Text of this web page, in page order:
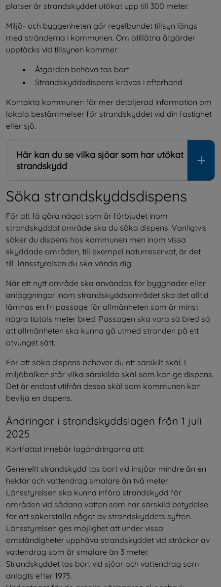
platser är strandskyddet utökat upp till 300 meter.
Miljö- och byggenheten gör regelbundet tillsyn längs
med stränderna i kommunen. Om otillåtna åtgärder
upptäcks vid tillsynen kommer:
Åtgärden behöva tas bort
Strandskyddsdispens krävas i efterhand
Kontakta kommunen för mer detaljerad information om
lokala bestämmelser för strandskyddet vid din fastighet
eller sjö.
Här kan du se vilka sjöar som har utökat
strandskydd
Söka strandskyddsdispens
För att få göra något som är förbjudet inom
strandskyddat område ska du söka dispens. Vanligtvis
söker du dispens hos kommunen men inom vissa
skyddade områden, till exempel naturreservat, är det
till  länsstyrelsen du ska vända dig.
När ett nytt område ska användas för byggnader eller
anläggningar inom strandskyddsområdet ska det alltid
lämnas en fri passage för allmänheten som är minst
några tiotals meter bred. Passagen ska vara så bred så
att allmänheten ska kunna gå utmed stranden på ett
otvunget sätt.
För att söka dispens behöver du ett särskilt skäl. I
miljöbalken står vilka särskilda skäl som kan ge dispens.
Det är endast utifrån dessa skäl som kommunen kan
bevilja en dispens.
Ändringar i strandskyddslagen från 1 juli
2025
Kortfattat innebär lagändringarna att:
Generellt strandskydd tas bort vid insjöar mindre än en
hektar och vattendrag smalare än två meter.
Länsstyrelsen ska kunna införa strandskydd för
områden vid sådana vatten som har särskild betydelse
för att säkerställa något av strandskyddets syften.
Länsstyrelsen ges möjlighet att under vissa
omständigheter upphäva strandskyddet vid sträckor av
vattendrag som är smalare än 3 meter.
Strandskyddet tas bort vid sjöar och vattendrag som
anlagts efter 1975.